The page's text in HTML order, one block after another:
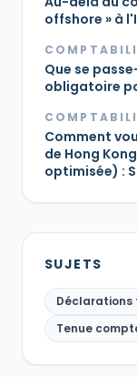
offshore » à
Que se
obligatoire
Comment
de Hong
optimisée) :
SUJETS
Déclarations
Tenue